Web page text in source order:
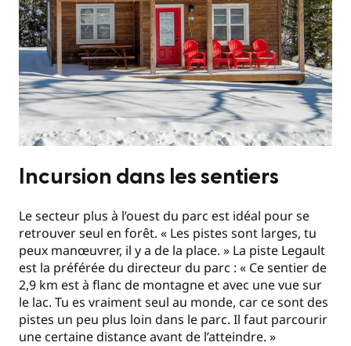
Incursion dans les sentiers
Le secteur plus à l’ouest du parc est idéal pour se
retrouver seul en forêt. « Les pistes sont larges, tu
peux manœuvrer, il y a de la place. » La piste Legault
est la préférée du directeur du parc : « Ce sentier de
2,9 km est à flanc de montagne et avec une vue sur
le lac. Tu es vraiment seul au monde, car ce sont des
pistes un peu plus loin dans le parc. Il faut parcourir
une certaine distance avant de l’atteindre. »